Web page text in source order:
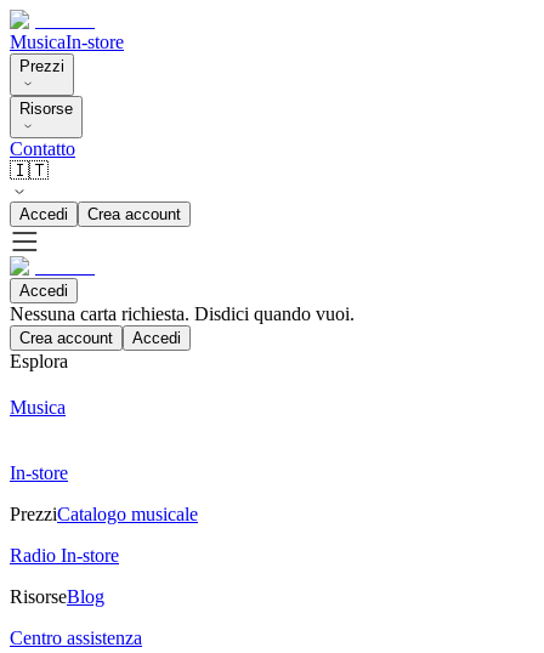
MusicaIn-store
Prezzi
Risorse
Contatto
🇮🇹
Accedi Crea account
Accedi
Nessuna carta richiesta. Disdici quando vuoi.
Crea account Accedi
Esplora
Musica
In-store
PrezziCatalogo musicale
Radio In-store
RisorseBlog
Centro assistenza